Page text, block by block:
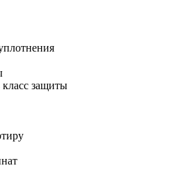
защиты